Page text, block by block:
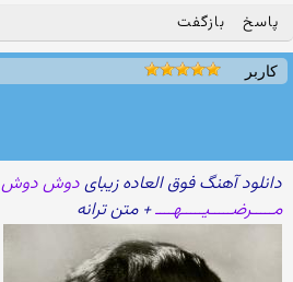
پاسخ بازگفت
کاربر
دانلود آهنگ فوق العاده زیبایدوش دوش
مـــــرضـــــیـــــهــــ+ متن ترانه